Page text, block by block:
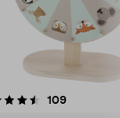
109
4.5 av 5 stjerner